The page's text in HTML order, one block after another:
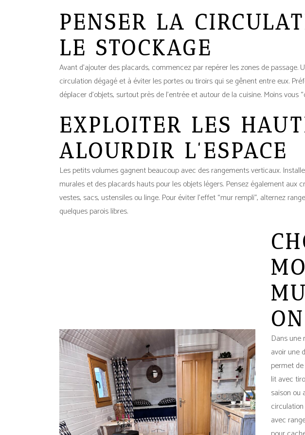
PENSER LA
LE STOCKAGE
Avant d’ajouter des placards, commencez par repérer les zones de
circulation dégagé et à éviter les portes ou tiroirs qui se gênent entre eux.
déplacer d’objets, surtout près de l’entrée et autour de la cuisine. Moins vous
EXPLOITER LES
ALOURDIR L’ESPACE
Les petits volumes gagnent beaucoup avec des rangements verticaux.
murales et des placards hauts pour les objets légers. Pensez également aux
vestes, sacs, ustensiles ou linge. Pour éviter l’effet “mur rempli”, alternez
quelques parois libres.
ON
Dans
avoir une
permet
lit avec
saison ou
avec